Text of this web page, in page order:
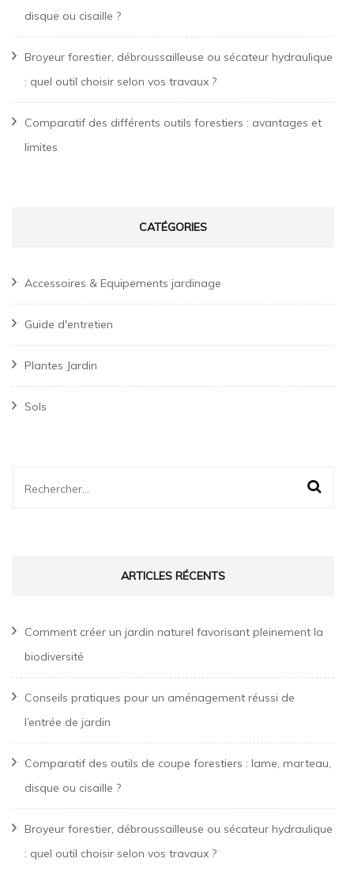
disque ou cisaille ?
Broyeur forestier, débroussailleuse ou sécateur hydraulique
: quel outil choisir selon vos travaux ?
Comparatif des différents outils forestiers : avantages et
limites
CATÉGORIES
Accessoires & Equipements jardinage
Guide d'entretien
Plantes Jardin
Sols
Rechercher :
ARTICLES RÉCENTS
Comment créer un jardin naturel favorisant pleinement la
biodiversité
Conseils pratiques pour un aménagement réussi de
l’entrée de jardin
Comparatif des outils de coupe forestiers : lame, marteau,
disque ou cisaille ?
Broyeur forestier, débroussailleuse ou sécateur hydraulique
: quel outil choisir selon vos travaux ?